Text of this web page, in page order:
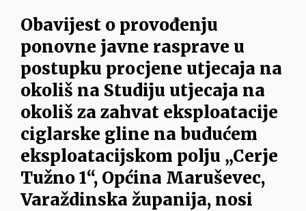
Obavijest o provođenju
ponovne javne rasprave u
postupku procjene utjecaja na
okoliš na Studiju utjecaja na
okoliš za zahvat eksploatacije
ciglarske gline na budućem
eksploatacijskom polju „Cerje
Tužno 1“, Općina Maruševec,
Varaždinska županija, nosi